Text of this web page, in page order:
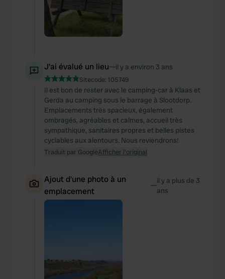
J'ai évalué un lieu—il y a environ 3 ans
Sitecode: 105749
Il est bon de rester avec le camping-car à Klaas et
Gerda au camping sous le barrage à Slootdorp.
Emplacements très spacieux, également
ombragés, agréables et calmes, accueil très
sympathique, sanitaires propres et belles pistes
cyclables aux alentours. Nous reviendrons!
Traduit par GoogleAfficher l'original
Ajout d'une photo à un
emplacement
—il y a plus de 3
ans